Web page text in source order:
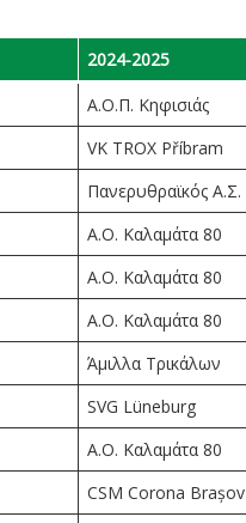
2024-2025
Α.Ο.Π. Κηφισιάς
VK TROX Příbram
Πανερυθραϊκός Α.Σ.
Α.Ο. Καλαμάτα 80
Α.Ο. Καλαμάτα 80
Α.Ο. Καλαμάτα 80
Άμιλλα Τρικάλων
SVG Lüneburg
Α.Ο. Καλαμάτα 80
CSM Corona Brașov